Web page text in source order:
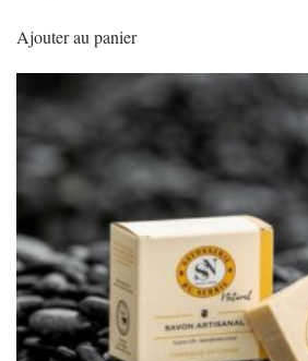
Ajouter au panier